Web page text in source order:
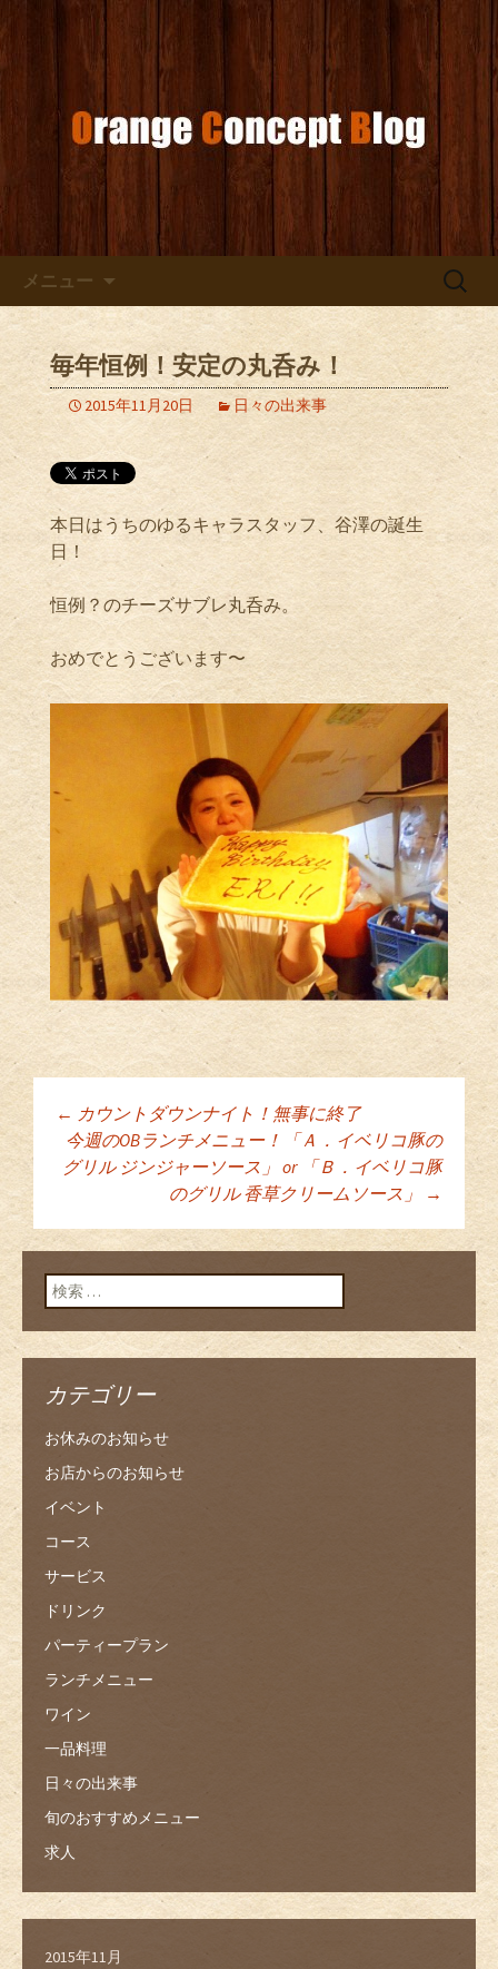
オレンジコンセプトブログ
お店からのお知らせ
メニュー
検
毎年恒例！安定の丸呑み！
2015年11月20日 日々の出来事
本日はうちのゆるキャラスタッフ、谷澤の誕生
日！
恒例？のチーズサブレ丸呑み。
おめでとうございます〜
投稿ナビゲーショ
ン
← カウントダウンナイト！無事に終了
今週のOBランチメニュー！「Ａ．イベリコ豚の
グリル ジンジャーソース」 or 「Ｂ．イベリコ豚
のグリル 香草クリームソース」
→
検索:
カテゴリー
お休みのお知らせ
お店からのお知らせ
イベント
コース
サービス
ドリンク
パーティープラン
ランチメニュー
ワイン
一品料理
日々の出来事
旬のおすすめメニュー
求人
2015年11月